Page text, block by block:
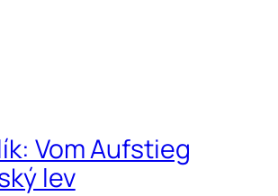
Vom Aufstieg
lev